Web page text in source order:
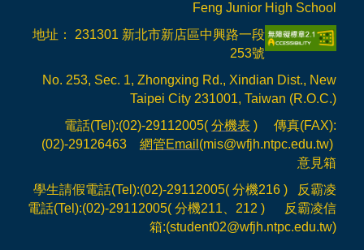
Feng Junior High School
地址： 231301 新北市新店區中興路一段
253號
No. 253, Sec. 1, Zhongxing Rd., Xindian Dist., New
Taipei City 231001, Taiwan (R.O.C.)
電話(Tel):(02)-29112005( 分機表 ) 傳真(FAX):
(02)-29126463 網管Email (mis@wfjh.ntpc.edu.tw)
意見箱
學生請假電話(Tel):(02)-29112005( 分機216 ) 反霸凌
電話(Tel):(02)-29112005( 分機211、212 ) 反霸凌信
箱:(student02@wfjh.ntpc.edu.tw)